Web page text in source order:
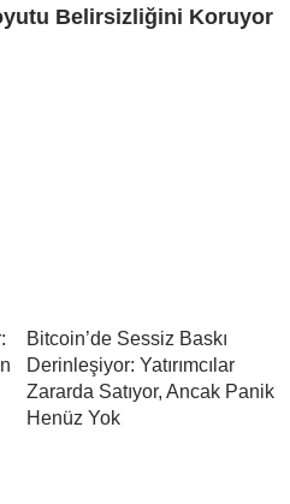
Belirsizliğini Koruyor
Bitcoin’de Sessiz Baskı
Derinleşiyor: Yatırımcılar
Zararda Satıyor, Ancak Panik
Henüz Yok